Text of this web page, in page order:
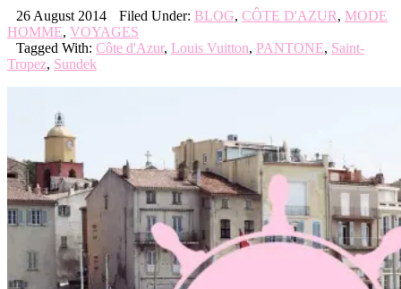
26 August 2014 Filed Under: BLOG, CÔTE D'AZUR, MODE
HOMME, VOYAGES
Tagged With: Côte d'Azur, Louis Vuitton, PANTONE, Saint-
Tropez, Sundek